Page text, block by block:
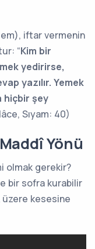
iftar vermenin
“Kim bir
yedirirse,
yazılır. Yemek
hiçbir şey
Sıyam: 40)
Yönü
olmak gerekir?
bir sofra kurabilir
üzere kesesine